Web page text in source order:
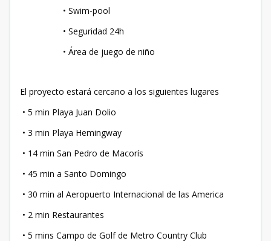
• Swim-pool
• Seguridad 24h
• Área de juego de niño
El proyecto estará cercano a los siguientes lugares
• 5 min Playa Juan Dolio
• 3 min Playa Hemingway
• 14 min San Pedro de Macorís
• 45 min a Santo Domingo
• 30 min al Aeropuerto Internacional de las America
• 2 min Restaurantes
• 5 mins Campo de Golf de Metro Country Club